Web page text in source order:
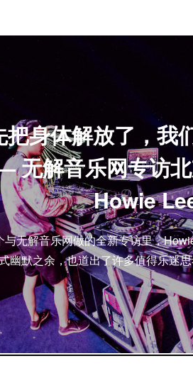
把身体解放了，我
解音乐网专访北
Howie
与无解音乐网做的全新专访里，
幽默之余，也道出了许多值得乐迷